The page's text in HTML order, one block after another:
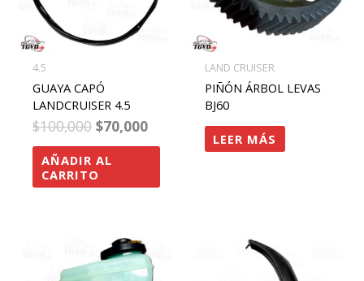
4.5
GUAYA CAPÓ
LANDCRUISER 4.5
$100,000 $70,000
AÑADIR AL
CARRITO
LAND CRUISER
PIÑÓN ÁRBOL LEVAS
BJ60
LEER MÁS